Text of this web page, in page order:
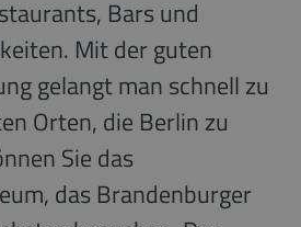
Bars und
Mit der guten
gelangt man schnell zu
Orten, die Berlin zu
Sie das
das Brandenburger